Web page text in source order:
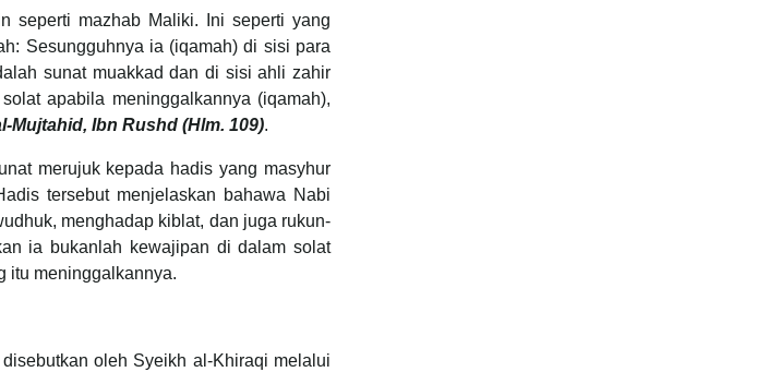
seperti mazhab Maliki. Ini seperti yang
Sesungguhnya ia (iqamah) di sisi para
sunat muakkad dan di sisi ahli zahir
apabila meninggalkannya (iqamah),
Mujtahid, Ibn Rushd (Hlm. 109).
merujuk kepada hadis yang masyhur
tersebut menjelaskan bahawa Nabi
menghadap kiblat, dan juga rukun-
ia bukanlah kewajipan di dalam solat
itu meninggalkannya.
oleh Syeikh al-Khiraqi melalui